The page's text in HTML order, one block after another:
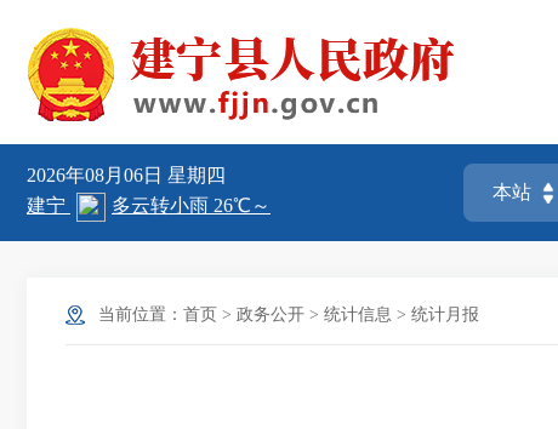
2026年08月06日 星期四
当前位置： 首页 > 政务公开 > 统计信息 > 统计月报